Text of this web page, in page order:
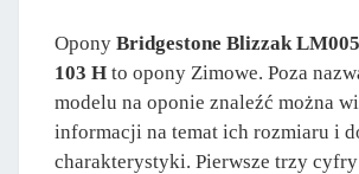
Opony Bridgestone Blizzak
103 H to opony Zimowe. Poza
modelu na oponie znaleźć można
informacji na temat ich rozmiaru i
charakterystyki. Pierwsze trzy